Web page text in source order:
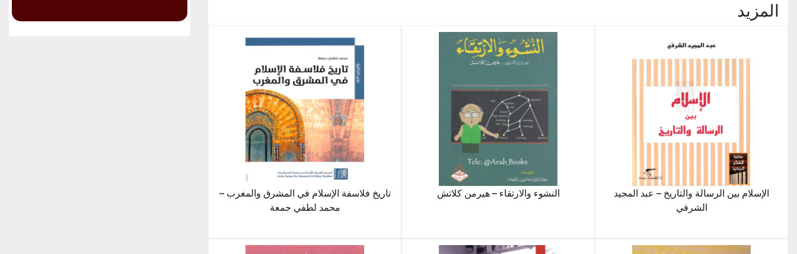
المزيد
الإسلام بين الرسالة والتاريخ – عبد المجيد
الشرفي
النشوء والارتقاء – هيرمن كلاتش
تاريخ فلاسفة الإسلام في المشرق والمغرب –
محمد لطفي جمعة